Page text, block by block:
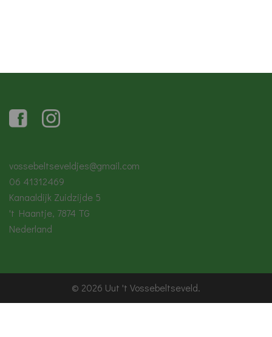
vossebeltseveldjes@gmail.com
06 41312469
Kanaaldijk Zuidzijde 5
't Haantje, 7874 TG
Nederland
© 2026 Uut 't Vossebeltseveld.